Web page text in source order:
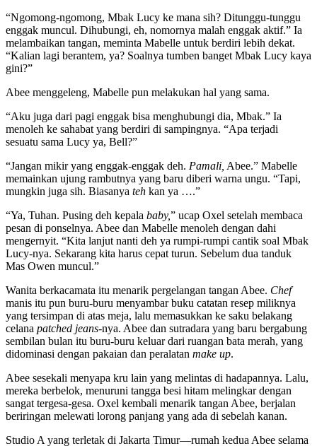
“Ngomong-ngomong, Mbak Lucy ke mana sih? Ditunggu-tunggu
enggak muncul. Dihubungi, eh, nomornya malah enggak aktif.” Ia
melambaikan tangan, meminta Mabelle untuk berdiri lebih dekat.
“Kalian lagi berantem, ya? Soalnya tumben banget Mbak Lucy kaya
gini?”
Abee menggeleng, Mabelle pun melakukan hal yang sama.
“Aku juga dari pagi enggak bisa menghubungi dia, Mbak.” Ia
menoleh ke sahabat yang berdiri di sampingnya. “Apa terjadi
sesuatu sama Lucy ya, Bell?”
“Jangan mikir yang enggak-enggak deh. Pamali, Abee.” Mabelle
memainkan ujung rambutnya yang baru diberi warna ungu. “Tapi,
mungkin juga sih. Biasanya teh kan ya ….”
“Ya, Tuhan. Pusing deh kepala baby,” ucap Oxel setelah membaca
pesan di ponselnya. Abee dan Mabelle menoleh dengan dahi
mengernyit. “Kita lanjut nanti deh ya rumpi-rumpi cantik soal Mbak
Lucy-nya. Sekarang kita harus cepat turun. Sebelum dua tanduk
Mas Owen muncul.”
Wanita berkacamata itu menarik pergelangan tangan Abee. Chef
manis itu pun buru-buru menyambar buku catatan resep miliknya
yang tersimpan di atas meja, lalu memasukkan ke saku belakang
celana patched jeans-nya. Abee dan sutradara yang baru bergabung
sembilan bulan itu buru-buru keluar dari ruangan bata merah, yang
didominasi dengan pakaian dan peralatan make up.
Abee sesekali menyapa kru lain yang melintas di hadapannya. Lalu,
mereka berbelok, menuruni tangga besi hitam melingkar dengan
sangat tergesa-gesa. Oxel kembali menarik tangan Abee, berjalan
beriringan melewati lorong panjang yang ada di sebelah kanan.
Studio A yang terletak di Jakarta Timur—rumah kedua Abee selama